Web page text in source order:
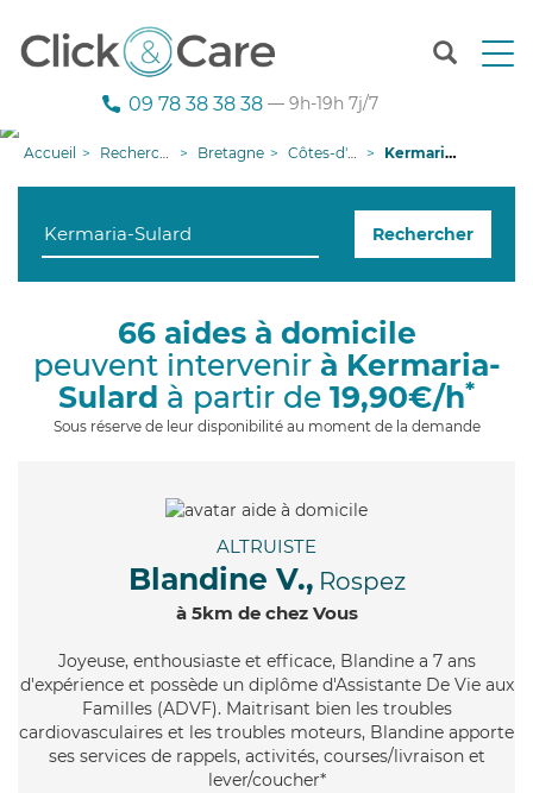
T
n
g
i
09 78 38 38 38 — 9h-19h 7j/7
Accueil Recherche aide à domicile Bretagne Côtes-d'armor Kermaria-Sulard
Rechercher
66 aides à domicile
peuvent intervenir à Kermaria-
Sulard à partir de 19,90€/h*
Sous réserve de leur disponibilité au moment de la demande
ALTRUISTE
Blandine V., Rospez
à 5km de chez Vous
Joyeuse, enthousiaste et efficace, Blandine a 7 ans
d'expérience et possède un diplôme d'Assistante De Vie aux
Familles (ADVF). Maitrisant bien les troubles
cardiovasculaires et les troubles moteurs, Blandine apporte
ses services de rappels, activités, courses/livraison et
lever/coucher*